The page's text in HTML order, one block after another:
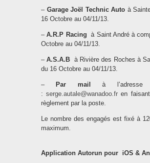
– Garage Joël Technic Auto à
16 Octobre au 04/11/13.
–A.R.P Racing à Saint André à
Octobre au 04/11/13.
–A.S.A.B à Rivière des Roches à
du 16 Octobre au 04/11/13.
– Par mail
à l’adresse
:serge.autale@wanadoo.fr en
règlement par la poste.
Le nombre des engagés est fixé à
maximum.
Application Autorun pour iOS &